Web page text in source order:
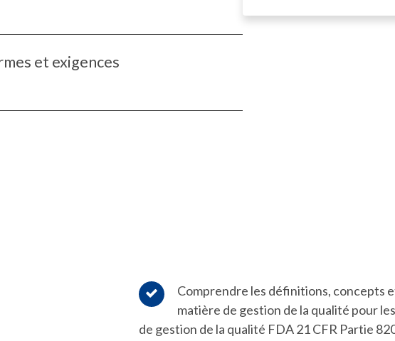
et exigences
Comprendre les définitions, concepts
matière de gestion de la qualité pour
de gestion de la qualité FDA 21 CFR Partie